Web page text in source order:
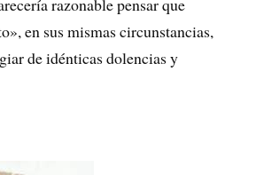
razonable pensar que
en sus mismas circunstancias,
de idénticas dolencias y